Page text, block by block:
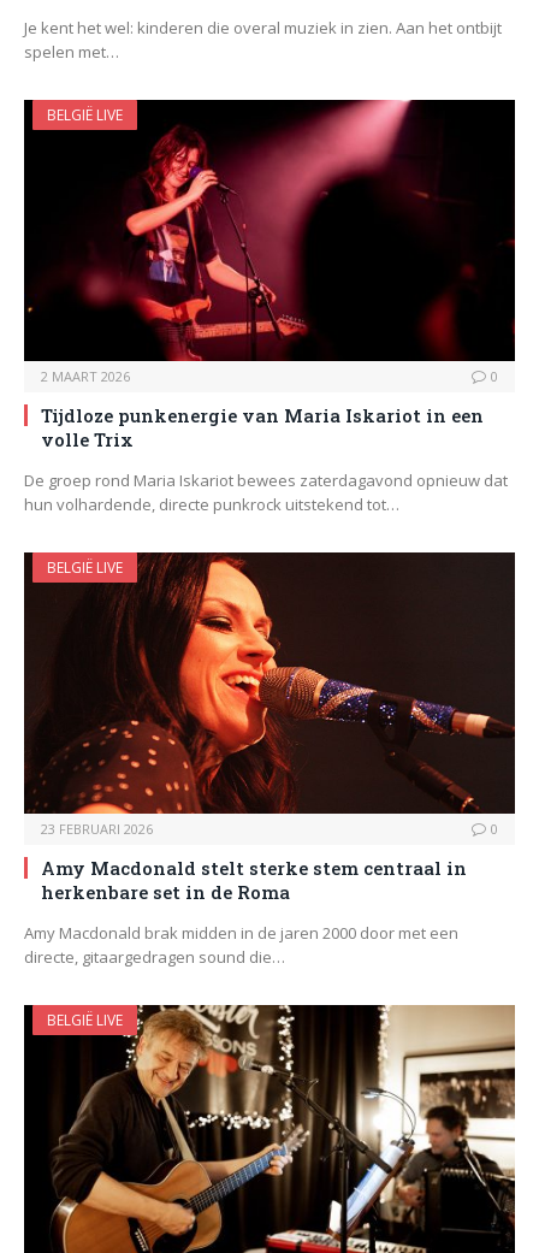
Je kent het wel: kinderen die overal muziek in zien. Aan het ontbijt
spelen met…
BELGIË LIVE
2 MAART 2026 0
Tijdloze punkenergie van Maria Iskariot in een
volle Trix
De groep rond Maria Iskariot bewees zaterdagavond opnieuw dat
hun volhardende, directe punkrock uitstekend tot…
BELGIË LIVE
23 FEBRUARI 2026 0
Amy Macdonald stelt sterke stem centraal in
herkenbare set in de Roma
Amy Macdonald brak midden in de jaren 2000 door met een
directe, gitaargedragen sound die…
BELGIË LIVE